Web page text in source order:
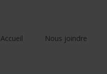
Accueil Nous joindre